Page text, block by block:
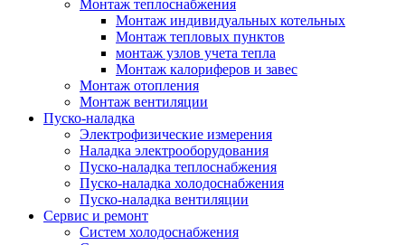
Монтаж теплоснабжения
Монтаж индивидуальных котельных
Монтаж тепловых пунктов
монтаж узлов учета тепла
Монтаж калориферов и завес
Монтаж отопления
Монтаж вентиляции
Пуско-наладка
Электрофизические измерения
Наладка электрооборудования
Пуско-наладка теплоснабжения
Пуско-наладка холодоснабжения
Пуско-наладка вентиляции
Сервис и ремонт
Систем холодоснабжения